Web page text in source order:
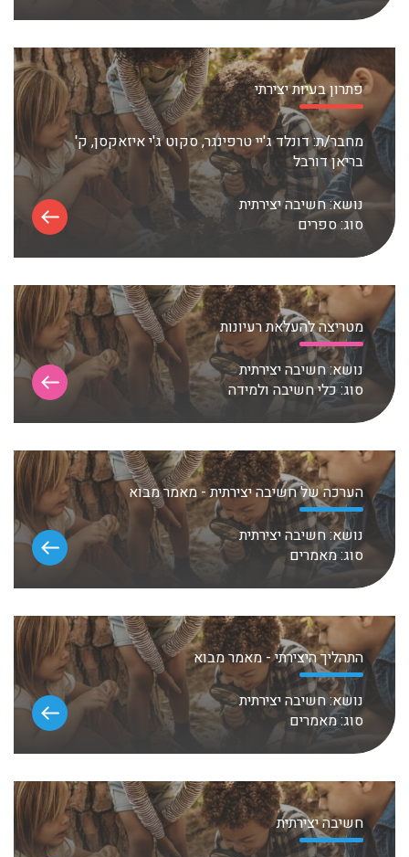
פתרון בעיות יצירתי
מחבר/ת:דונלד ג'יי טרפינגר, סקוט ג'י איזאקסן, ק'
בריאן דורבל
נושא:חשיבה יצירתית
סוג:ספרים
מטריצה להעלאת רעיונות
נושא:חשיבה יצירתית
סוג:כלי חשיבה ולמידה
הערכה של חשיבה יצירתית - מאמר מבוא
נושא:חשיבה יצירתית
סוג:מאמרים
התהליך היצירתי - מאמר מבוא
נושא:חשיבה יצירתית
סוג:מאמרים
חשיבה יצירתית